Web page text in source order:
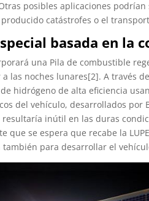
posibles aplicaciones
catástrofes o el
basada en la
una Pila de combustible
las noches lunares[2]. A través
hidrógeno de alta eficiencia
del vehículo, desarrollados
inútil en las duras
que se espera que recabe la
también para desarrollar el